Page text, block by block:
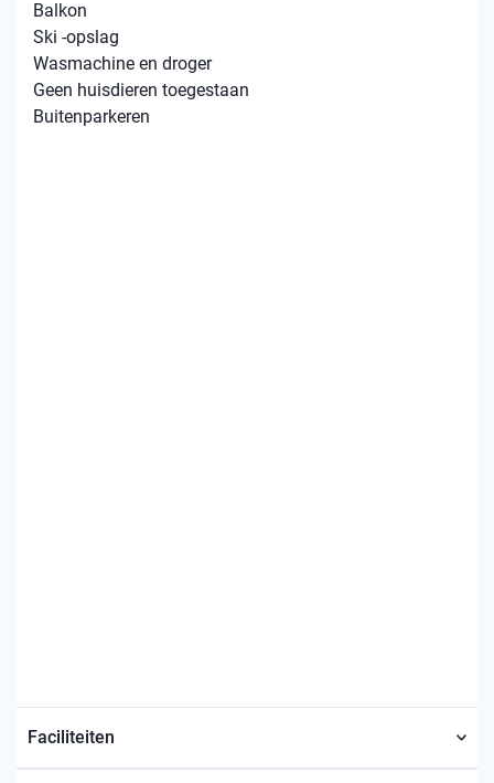
Balkon
Ski -opslag
Wasmachine en droger
Geen huisdieren toegestaan
Buitenparkeren
Faciliteiten